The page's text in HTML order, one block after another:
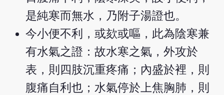
是純寒而無水，乃附子湯證也。
今小便不利，或欬或嘔，此為陰寒兼
有水氣之證：故水寒之氣，外攻於
表，則四肢沉重疼痛；內盛於裡，則
腹痛自利也；水氣停於上焦胸肺，則